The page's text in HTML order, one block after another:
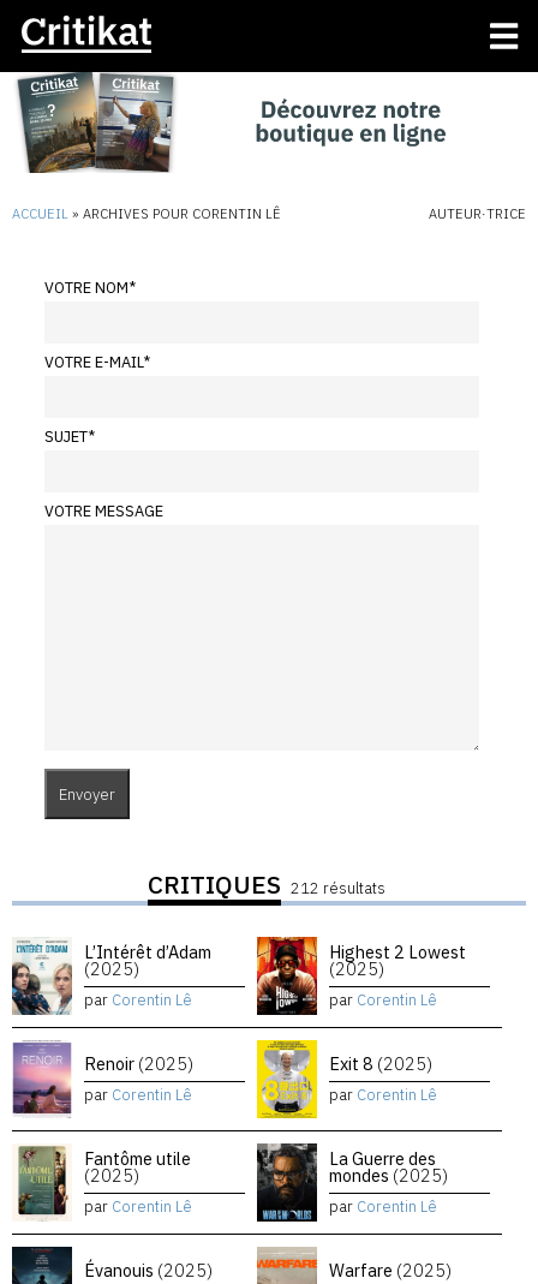
ACCUEIL » ARCHIVES POUR CORENTIN LÊ AUTEUR·TRICE
VOTRE NOM*
VOTRE E-MAIL*
SUJET*
VOTRE MESSAGE
CRITIQUES 212 résultats
L’Intérêt d’Adam
(2025)
par Corentin Lê
Highest 2 Lowest
(2025)
par Corentin Lê
Renoir (2025)
par Corentin Lê
Exit 8 (2025)
par Corentin Lê
Fantôme utile
(2025)
par Corentin Lê
La Guerre des
mondes (2025)
par Corentin Lê
Évanouis (2025) Warfare (2025)